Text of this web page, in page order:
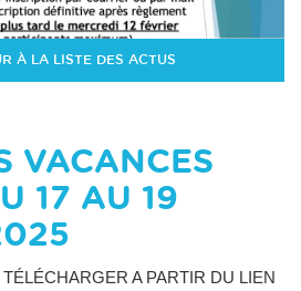
À LA LISTE DES ACTUS
VACANCES
17 AU 19
A PARTIR DU LIEN